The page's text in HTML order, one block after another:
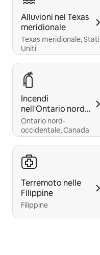
Alluvioni nel Texas
meridionale
Texas meridionale, Stati
Uniti
Incendi
nell'Ontario nord-
occidentale
Ontario nord-
occidentale, Canada
Terremoto nelle
Filippine
Filippine